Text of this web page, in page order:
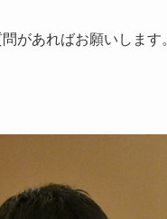
があればお願いします。